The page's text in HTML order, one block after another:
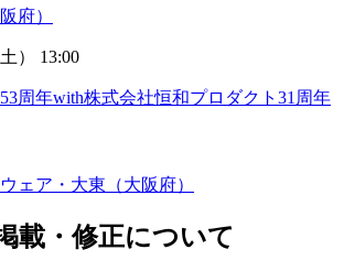
府）
） 13:00
周年with株式会社恒和プロダクト31周年
ェア・大東（大阪府）
載・修正について